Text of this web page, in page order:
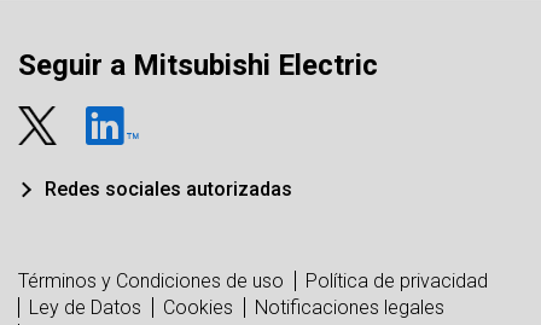
Seguir a Mitsubishi Electric
Redes sociales autorizadas
Términos y Condiciones de uso
Política de privacidad
Ley de Datos
Cookies
Notificaciones legales